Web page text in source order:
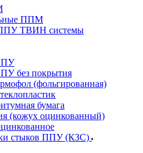
ППМ
ТВИН системы
без покрытия
(фольгированная)
бумага
(кожух оцинкованный)
стыков ППУ (КЗС)